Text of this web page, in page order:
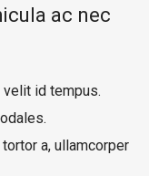
ac nec
id tempus.
a, ullamcorper